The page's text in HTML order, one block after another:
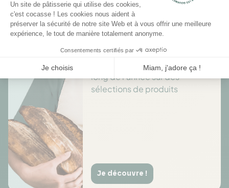
Des offres toute l’année
Profitez de promotions tout au
long de l'année sur des
sélections de produits
Je découvre !